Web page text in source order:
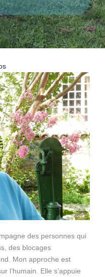
des personnes qui
des blocages
Mon approche est
l’humain. Elle s’appuie